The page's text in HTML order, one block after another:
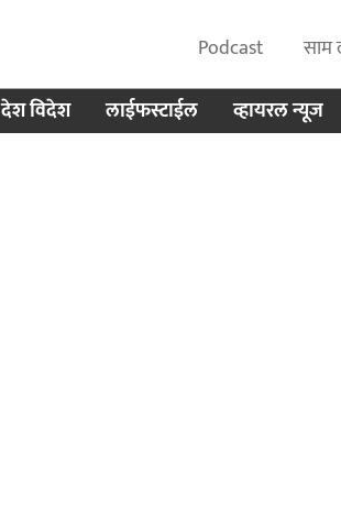
Podcast साम
देश विदेश लाईफस्टाईल व्हायरल न्यूज